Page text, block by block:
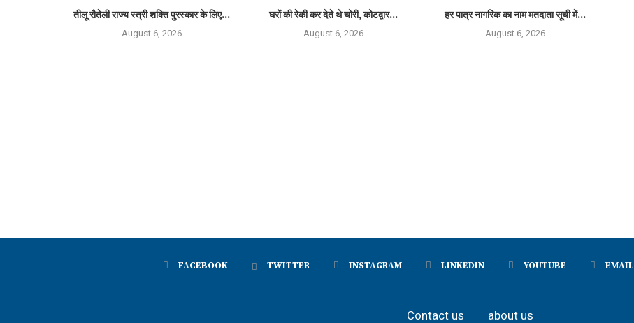
तीलू रौतेली राज्य स्त्री शक्ति पुरस्कार के लिए...
August 6, 2026
घरों की रेकी कर देते थे चोरी, कोटद्वार...
August 6, 2026
हर पात्र नागरिक का नाम मतदाता सूची में...
August 6, 2026
FACEBOOK TWITTER INSTAGRAM LINKEDIN YOUTUBE EMAIL
Contact us about us